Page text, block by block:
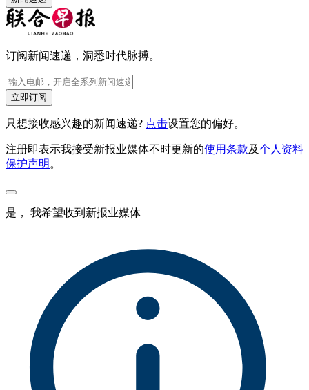
订阅新闻速递，洞悉时代脉搏。
立即订阅
只想接收感兴趣的新闻速递? 点击设置您的偏好。
注册即表示我接受新报业媒体不时更新的使用条款及个人资料
保护声明 。
是， 我希望收到新报业媒体